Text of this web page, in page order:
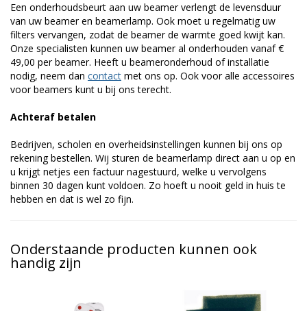
Een onderhoudsbeurt aan uw beamer verlengt de levensduur
van uw beamer en beamerlamp. Ook moet u regelmatig uw
filters vervangen, zodat de beamer de warmte goed kwijt kan.
Onze specialisten kunnen uw beamer al onderhouden vanaf €
49,00 per beamer. Heeft u beameronderhoud of installatie
nodig, neem dan contact met ons op. Ook voor alle accessoires
voor beamers kunt u bij ons terecht.
Achteraf betalen
Bedrijven, scholen en overheidsinstellingen kunnen bij ons op
rekening bestellen. Wij sturen de beamerlamp direct aan u op en
u krijgt netjes een factuur nagestuurd, welke u vervolgens
binnen 30 dagen kunt voldoen. Zo hoeft u nooit geld in huis te
hebben en dat is wel zo fijn.
Onderstaande producten kunnen ook
handig zijn